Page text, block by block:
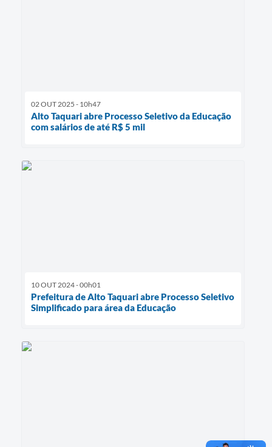
02 OUT 2025 - 10h47
Alto Taquari abre Processo Seletivo da Educação
com salários de até R$ 5 mil
10 OUT 2024 - 00h01
Prefeitura de Alto Taquari abre Processo Seletivo
Simplificado para área da Educação